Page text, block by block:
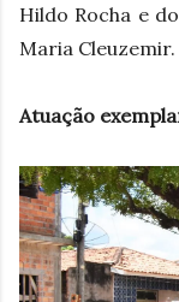
Hildo Rocha e
Maria Cleuzemir.
Atuação